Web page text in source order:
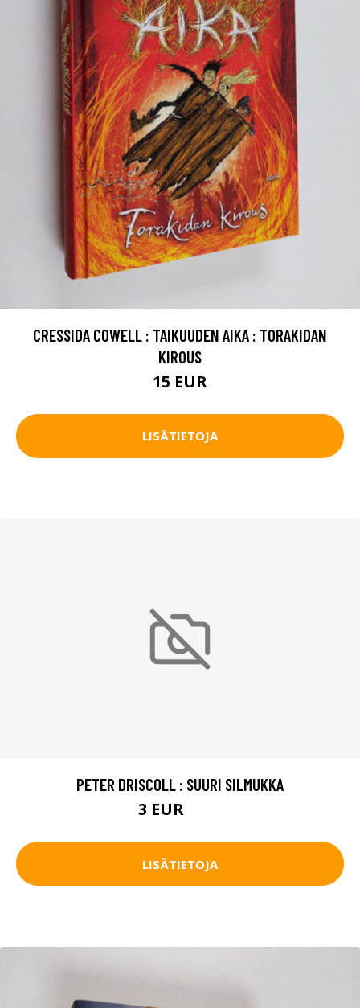
CRESSIDA COWELL : TAIKUUDEN AIKA : TORAKIDAN
KIROUS
15 EUR
LISÄTIETOJA
PETER DRISCOLL : SUURI SILMUKKA
3 EUR
LISÄTIETOJA